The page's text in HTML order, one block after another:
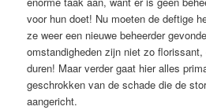
voor hun doet! Nu moeten de deftige
ze weer een nieuwe beheerder
omstandigheden zijn niet zo
duren! Maar verder gaat hier alles
geschrokken van de schade die de
aangericht.